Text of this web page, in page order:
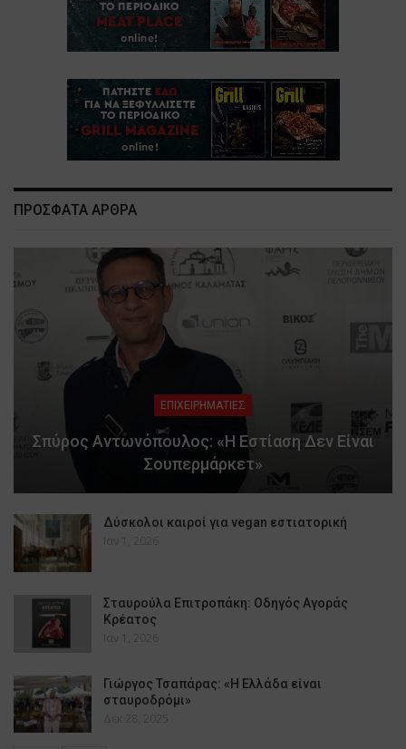
ΠΡΟΣΦΑΤΑ ΑΡΘΡΑ
ΕΠΙΧΕΙΡΗΜΑΤΙΕΣ
Σπύρος Αντωνόπουλος: «Η Εστίαση Δεν Είναι
Σουπερμάρκετ»
Δύσκολοι καιροί για vegan εστιατορική
Ιαν 1, 2026
Σταυρούλα Επιτροπάκη: Οδηγός Αγοράς
Κρέατος
Ιαν 1, 2026
Γιώργος Τσαπάρας: «Η Ελλάδα είναι
σταυροδρόμι»
Δεκ 28, 2025